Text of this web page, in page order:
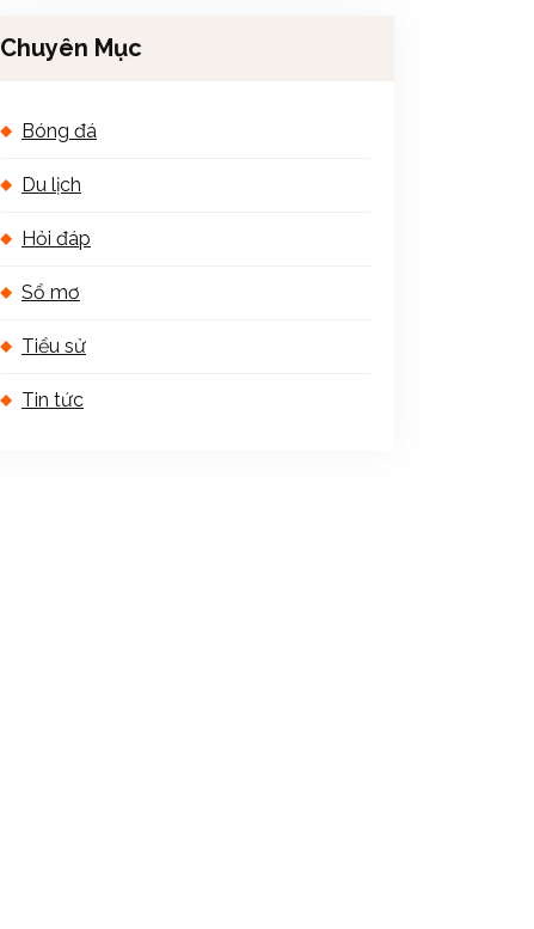
Chuyên Mục
Bóng đá
Du lịch
Hỏi đáp
Sổ mơ
Tiểu sử
Tin tức